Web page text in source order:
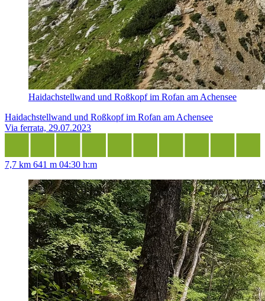
Haidachstellwand und Roßkopf im Rofan am Achensee
Haidachstellwand und Roßkopf im Rofan am Achensee
Via ferrata, 29.07.2023
7,7 km 641 m 04:30 h:m